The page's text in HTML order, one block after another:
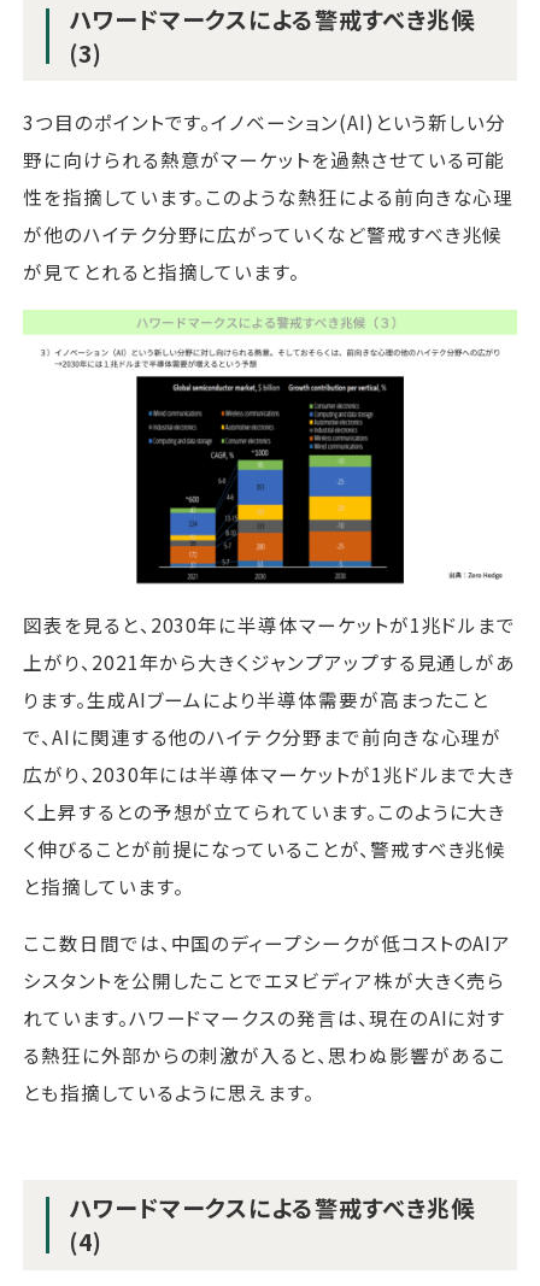
ハワードマークスによる警戒すべき兆候
(3)
3つ目のポイントです。イノベーション(AI)という新しい分
野に向けられる熱意がマーケットを過熱させている可能
性を指摘しています。このような熱狂による前向きな心理
が他のハイテク分野に広がっていくなど警戒すべき兆候
が見てとれると指摘しています。
図表を見ると、2030年に半導体マーケットが1兆ドルまで
上がり、2021年から大きくジャンプアップする見通しがあ
ります。生成AIブームにより半導体需要が高まったこと
で、AIに関連する他のハイテク分野まで前向きな心理が
広がり、2030年には半導体マーケットが1兆ドルまで大き
く上昇するとの予想が立てられています。このように大き
く伸びることが前提になっていることが、警戒すべき兆候
と指摘しています。
ここ数日間では、中国のディープシークが低コストのAIア
シスタントを公開したことでエヌビディア株が大きく売ら
れています。ハワードマークスの発言は、現在のAIに対す
る熱狂に外部からの刺激が入ると、思わぬ影響があるこ
とも指摘しているように思えます。
ハワードマークスによる警戒すべき兆候
(4)